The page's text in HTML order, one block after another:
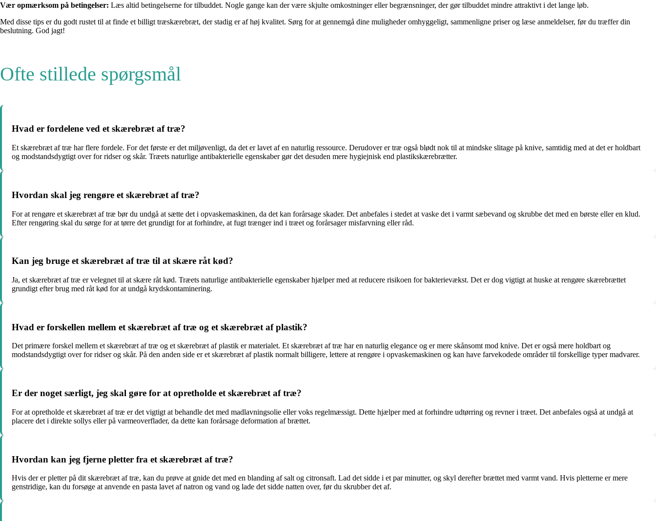
Vær opmærksom på betingelser: Læs altid betingelserne for tilbuddet. Nogle gange kan der være skjulte omkostninger eller begrænsninger, der gør tilbuddet mindre attraktivt i det lange løb.
Med disse tips er du godt rustet til at finde et billigt træskærebræt, der stadig er af høj kvalitet. Sørg for at gennemgå dine muligheder omhyggeligt, sammenligne priser og læse anmeldelser, før du træffer din
beslutning. God jagt!
Ofte stillede spørgsmål
Hvad er fordelene ved et skærebræt af træ?
Et skærebræt af træ har flere fordele. For det første er det miljøvenligt, da det er lavet af en naturlig ressource. Derudover er træ også blødt nok til at mindske slitage på knive, samtidig med at det er holdbart
og modstandsdygtigt over for ridser og skår. Træets naturlige antibakterielle egenskaber gør det desuden mere hygiejnisk end plastikskærebrætter.
Hvordan skal jeg rengøre et skærebræt af træ?
For at rengøre et skærebræt af træ bør du undgå at sætte det i opvaskemaskinen, da det kan forårsage skader. Det anbefales i stedet at vaske det i varmt sæbevand og skrubbe det med en børste eller en klud.
Efter rengøring skal du sørge for at tørre det grundigt for at forhindre, at fugt trænger ind i træet og forårsager misfarvning eller råd.
Kan jeg bruge et skærebræt af træ til at skære råt kød?
Ja, et skærebræt af træ er velegnet til at skære råt kød. Træets naturlige antibakterielle egenskaber hjælper med at reducere risikoen for bakterievækst. Det er dog vigtigt at huske at rengøre skærebrættet
grundigt efter brug med råt kød for at undgå krydskontaminering.
Hvad er forskellen mellem et skærebræt af træ og et skærebræt af plastik?
Det primære forskel mellem et skærebræt af træ og et skærebræt af plastik er materialet. Et skærebræt af træ har en naturlig elegance og er mere skånsomt mod knive. Det er også mere holdbart og
modstandsdygtigt over for ridser og skår. På den anden side er et skærebræt af plastik normalt billigere, lettere at rengøre i opvaskemaskinen og kan have farvekodede områder til forskellige typer madvarer.
Er der noget særligt, jeg skal gøre for at opretholde et skærebræt af træ?
For at opretholde et skærebræt af træ er det vigtigt at behandle det med madlavningsolie eller voks regelmæssigt. Dette hjælper med at forhindre udtørring og revner i træet. Det anbefales også at undgå at
placere det i direkte sollys eller på varmeoverflader, da dette kan forårsage deformation af brættet.
Hvordan kan jeg fjerne pletter fra et skærebræt af træ?
Hvis der er pletter på dit skærebræt af træ, kan du prøve at gnide det med en blanding af salt og citronsaft. Lad det sidde i et par minutter, og skyl derefter brættet med varmt vand. Hvis pletterne er mere
genstridige, kan du forsøge at anvende en pasta lavet af natron og vand og lade det sidde natten over, før du skrubber det af.